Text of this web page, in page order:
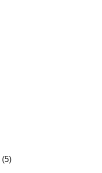
(5)